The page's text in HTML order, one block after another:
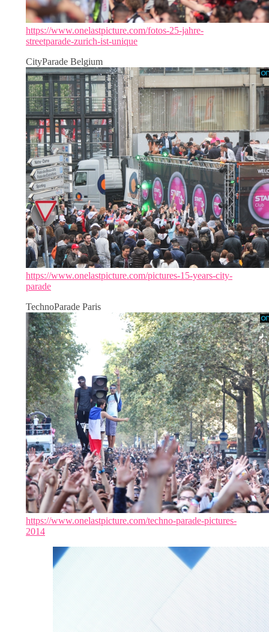
https://www.onelastpicture.com/fotos-25-jahre-
streetparade-zurich-ist-unique
CityParade Belgium
https://www.onelastpicture.com/pictures-15-years-city-
parade
TechnoParade Paris
https://www.onelastpicture.com/techno-parade-pictures-
2014